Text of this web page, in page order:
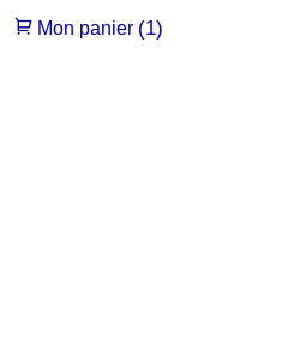
Mon panier (1)